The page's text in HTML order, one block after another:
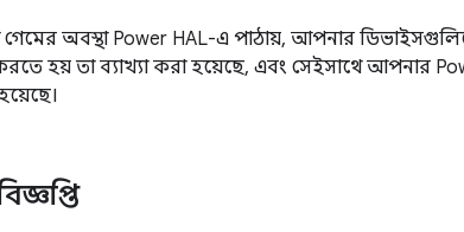
গেমের অবস্থা Power HAL-এ পাঠায়, আপনার
হয় তা ব্যাখ্যা করা হয়েছে, এবং সেইসাথে আপনার